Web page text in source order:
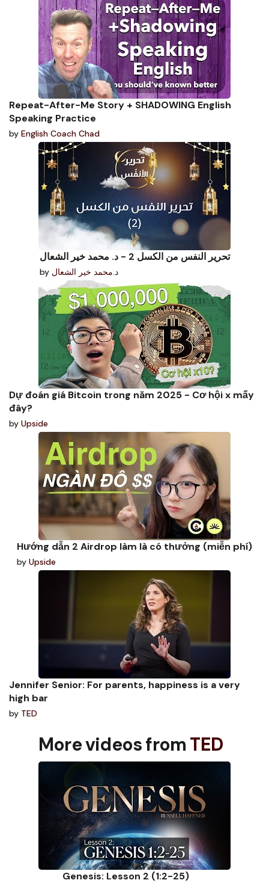
Repeat-After-Me Story + SHADOWING English
Speaking Practice
by English Coach Chad
تحرير النفس من الكسل 2 - د. محمد خير الشعال
by د.محمد خير الشعال
Dự đoán giá Bitcoin trong năm 2025 - Cơ hội x mấy
đây?
by Upside
Hướng dẫn 2 Airdrop làm là có thưởng (miễn phí)
by Upside
Jennifer Senior: For parents, happiness is a very
high bar
by TED
More videos fromTED
Genesis: Lesson 2 (1:2-25)